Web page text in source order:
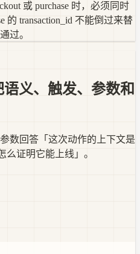
或 purchase 时，必须同时
的 transaction_id 不能倒过来替
过。
义、触发、参数和
数回答「这次动作的上下文是
么证明它能上线」。